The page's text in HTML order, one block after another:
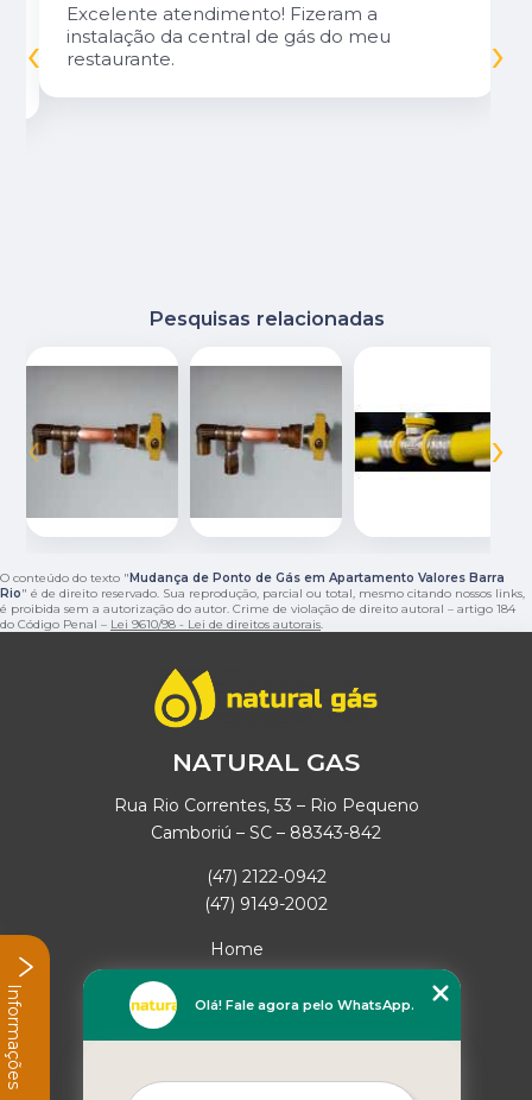
Excelente atendimento! Fizeram a
instalação da central de gás do meu
restaurante.
‹ ›
Pesquisas relacionadas
‹ ›
O conteúdo do texto "Mudança de Ponto de Gás em Apartamento Valores Barra
Rio" é de direito reservado. Sua reprodução, parcial ou total, mesmo citando nossos links,
é proibida sem a autorização do autor. Crime de violação de direito autoral – artigo 184
do Código Penal – Lei 9610/98 - Lei de direitos autorais.
NATURAL GAS
Rua Rio Correntes, 53 – Rio Pequeno
Camboriú – SC – 88343-842
(47) 2122-0942
(47) 9149-2002
Home
Empresa
Missão
Mapa do site
Olá! Fale agora pelo WhatsApp.
Informações